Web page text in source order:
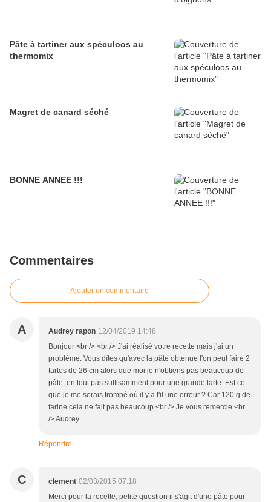
Pâte à tartiner aux spéculoos au
thermomix
Magret de canard séché
BONNE ANNEE !!!
Commentaires
Ajouter un commentaire
A Audrey rapon 12/04/2019 14:48
Bonjour <br /> <br /> J'ai réalisé votre recette mais j'ai un
problème. Vous dîtes qu'avec la pâte obtenue l'on peut faire 2
tartes de 26 cm alors que moi je n'obtiens pas beaucoup de
pâte, en tout pas suffisamment pour une grande tarte. Est ce
que je me serais trompé où il y a t'il une erreur ? Car 120 g de
farine cela ne fait pas beaucoup.<br /> Je vous remercie.<br
/> Audrey
Répondre
C clement 02/03/2015 07:18
Merci pour la recette, petite question il s'agit d'une pâte pour